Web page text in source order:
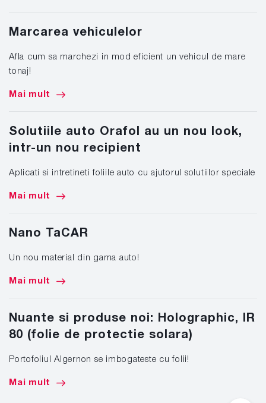
Marcarea vehiculelor
Afla cum sa marchezi in mod eficient un vehicul de mare
tonaj!
Mai mult
Solutiile auto Orafol au un nou look,
intr-un nou recipient
Aplicati si intretineti foliile auto cu ajutorul solutiilor speciale
Mai mult
Nano TaCAR
Un nou material din gama auto!
Mai mult
Nuante si produse noi: Holographic, IR
80 (folie de protectie solara)
Portofoliul Algernon se imbogateste cu folii!
Mai mult